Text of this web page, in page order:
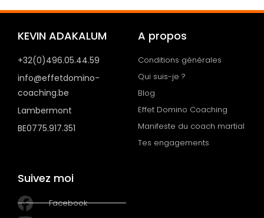
KEVIN ADAKALUM
+32(0)496.05.44.59
info@effetdomino-
coaching.be
Lambermont
BE0775.917.351
A propos
Conditions générales
Qui suis-je ?
Blog
Effet Domino Coaching
Manifeste du coach martial
Tes engagements
Suivez moi
Facebook